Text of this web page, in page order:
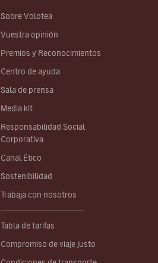
Sobre Volotea
Vuestra opinión
Premios y Reconocimientos
Centro de ayuda
Sala de prensa
Media kit
Responsabilidad Social
Corporativa
Canal Ético
Sostenibilidad
Trabaja con nosotros
Tabla de tarifas
Compromiso de viaje justo